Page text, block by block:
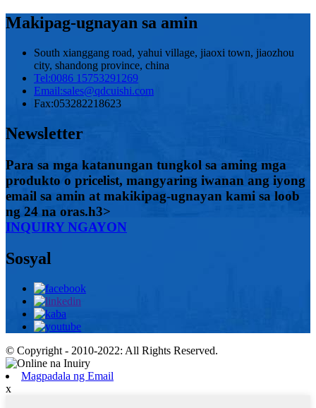
Makipag-ugnayan sa amin
South xianggang road, yahui village, jiaoxi town, jiaozhou
city, shandong province, china
Tel:0086 15753291269
Email:sales@qdcuishi.com
Fax:053282218623
Newsletter
Para sa mga katanungan tungkol sa aming mga
produkto o pricelist, mangyaring iwanan ang iyong
email sa amin at makikipag-ugnayan kami sa loob
ng 24 na oras.h3>
INQUIRY NGAYON
Sosyal
© Copyright - 2010-2022: All Rights Reserved.
Magpadala ng Email
x